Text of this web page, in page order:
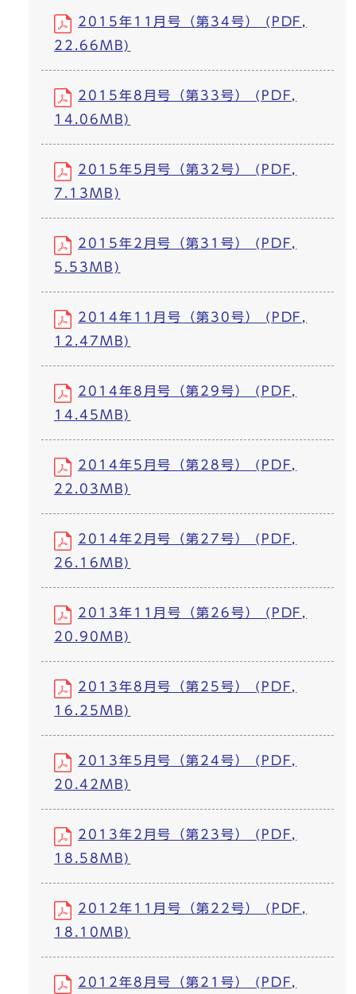
2015年11月号（第34号） (PDF,
22.66MB)
2015年8月号（第33号） (PDF,
14.06MB)
2015年5月号（第32号） (PDF,
7.13MB)
2015年2月号（第31号） (PDF,
5.53MB)
2014年11月号（第30号） (PDF,
12.47MB)
2014年8月号（第29号） (PDF,
14.45MB)
2014年5月号（第28号） (PDF,
22.03MB)
2014年2月号（第27号） (PDF,
26.16MB)
2013年11月号（第26号） (PDF,
20.90MB)
2013年8月号（第25号） (PDF,
16.25MB)
2013年5月号（第24号） (PDF,
20.42MB)
2013年2月号（第23号） (PDF,
18.58MB)
2012年11月号（第22号） (PDF,
18.10MB)
2012年8月号（第21号） (PDF,